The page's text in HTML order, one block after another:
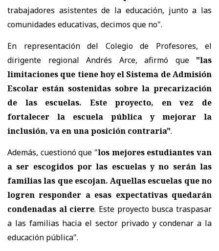
trabajadores asistentes de la educación, junto a las
comunidades educativas, decimos que no".
En representación del Colegio de Profesores, el
dirigente regional Andrés Arce, afirmó que
"las
limitaciones que tiene hoy el Sistema de Admisión
Escolar están sostenidas sobre la precarización
de las escuelas. Este proyecto, en vez de
fortalecer la escuela pública y mejorar la
inclusión, va en una posición contraria".
Además, cuestionó que "los mejores estudiantes van
a ser escogidos por las escuelas y no serán las
familias las que escojan. Aquellas escuelas que no
logren responder a esas expectativas quedarán
condenadas al cierre. Este proyecto busca traspasar
a las familias hacia el sector privado y condenar a la
educación pública".